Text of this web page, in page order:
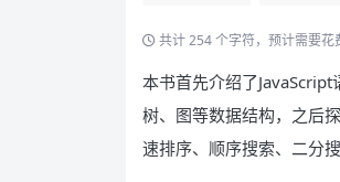
共计 254 个字符，预计需要花
本书首先介绍了
树、图等数据结构，之后
速排序、顺序搜索、二分